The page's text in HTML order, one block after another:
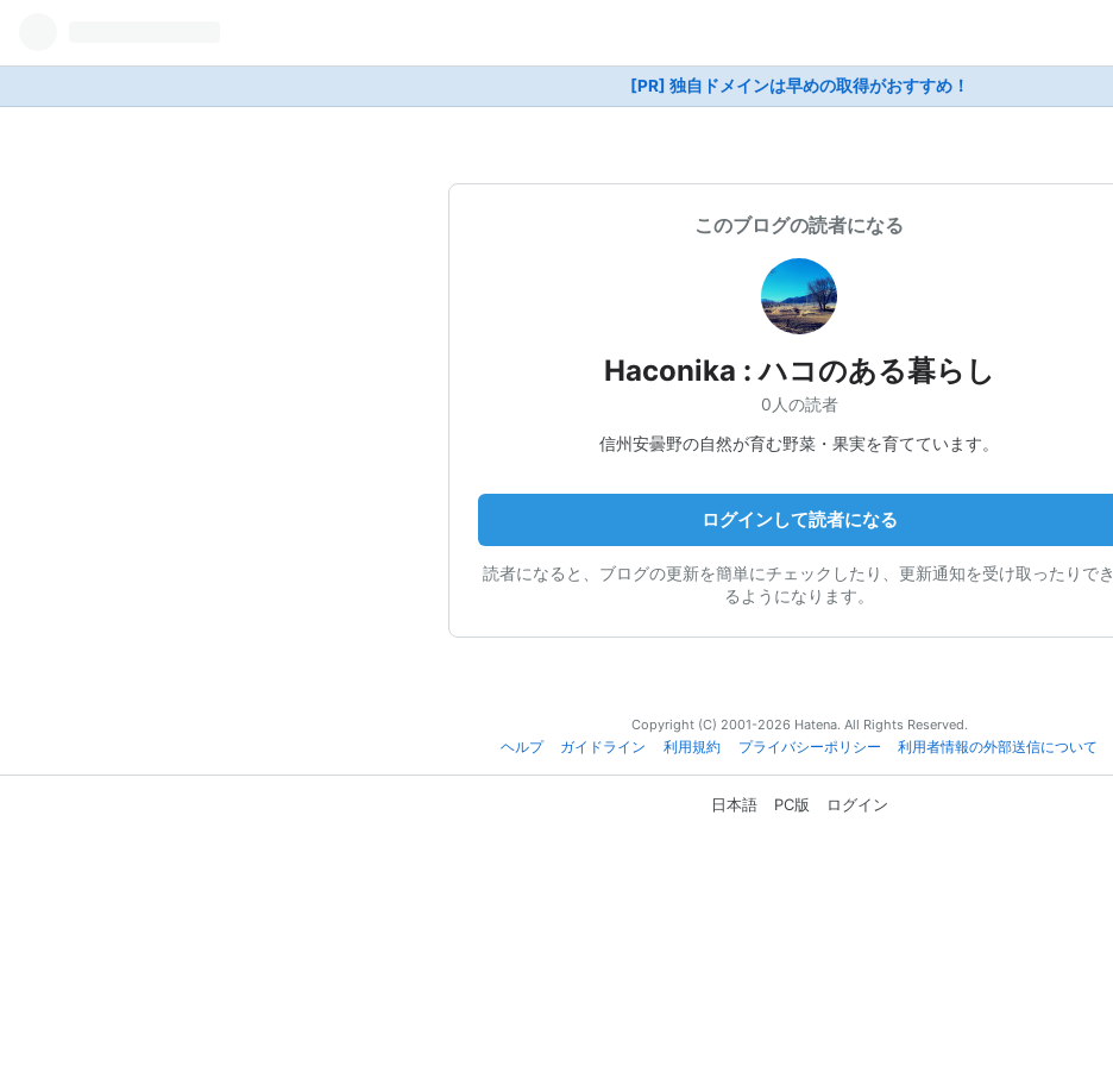
[PR] 独自ドメインは早めの取得がおすすめ！
このブログの読者になる
Haconika : ハコのある暮らし
0人の読者
信州安曇野の自然が育む野菜・果実を育てています。
ログインして読者になる
読者になると、ブログの更新を簡単にチェックしたり、更新通知を受け取ったりでき
るようになります。
Copyright (C) 2001-2026 Hatena. All Rights Reserved.
ヘルプ
ガイドライン 利用規約 プライバシーポリシー 利用者情報の外部送信について
日本語 PC版 ログイン